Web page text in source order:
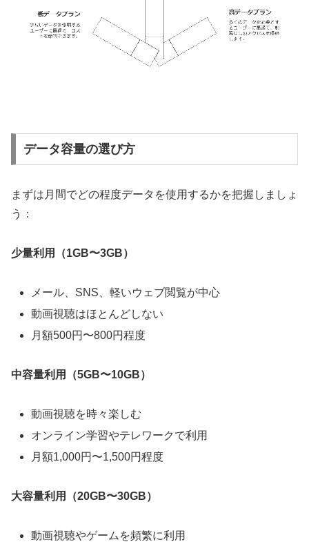
データ容量の選び方
まずは月間でどの程度データを使用するかを把握しましょ
う：
少量利用（1GB〜3GB）
メール、SNS、軽いウェブ閲覧が中心
動画視聴はほとんどしない
月額500円〜800円程度
中容量利用（5GB〜10GB）
動画視聴を時々楽しむ
オンライン学習やテレワークで利用
月額1,000円〜1,500円程度
大容量利用（20GB〜30GB）
動画視聴やゲームを頻繁に利用